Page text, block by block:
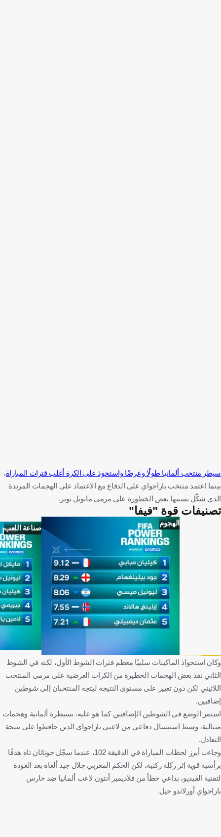
سيطر منتخب ألمانيا طولًا وعرضًا واستحوذ على الكرة أغلب فترات المباراة،
بينما اعتمد منتخب باراجواي على الدفاع مع الاعتماد على الهجمات المرتدة
الذي شكّل بسببها بعض الخطورة على مرمى مانويل نوير.
تصنيفات قوة "فيفا"
الهجوم
صناعة اللعب
وكان استحواذ الماكينات سلبيًا معظم فترات الشوط الأول، لكنه في الشوط
الثاني نفذ بعض الهجمات الخطيرة من الكرات العرضية على مرمى المنتخب
اللاتيني لكن دون تغيير على مستوى النتيجة ليتجه المنتخبان إلى شوطين
إضافيين.
استمر الوضع في الشوطين الإضافيين كما هو عليه، بسيطرة ألمانية وهجمات
متتالية، وسط استبسال دفاعي من لاعبي باراجواي الذين حافظوا على نتيجة
التعادل.
وجاءت أبرز لحظات المباراة في الدقيقة 102، عندما سجّل جوناثان تاه هدفًا
برأسية قوية إثر ركلة ركنية، لكن الحكم المغربي جلال جيد ألغاه بعد العودة
لتقنية الفيديو، بداعي خطأ من فلاديمير أنتون لاعب ألمانيا ضد حارس
باراجواي أورلاندو خيل.